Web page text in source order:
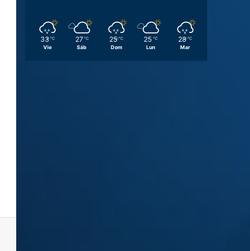
33 ℃
Vie
27 ℃
Sáb
25 ℃
Dom
25 ℃
Lun
28 ℃
Mar